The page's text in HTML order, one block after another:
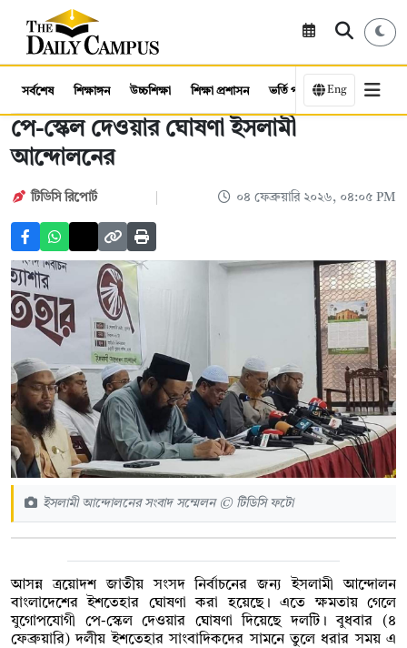
সর্বশেষ শিক্ষাঙ্গন উচ্চশিক্ষা শিক্ষা প্রশাসন ভর্তি পরীক্ষা কর্মসংস্থান
Eng
পে-স্কেল দেওয়ার ঘোষণা ইসলামী
আন্দোলনের
টিডিসি রিপোর্ট ০৪ ফেব্রুয়ারি ২০২৬, ০৪:০৫ PM
ইসলামী আন্দোলনের সংবাদ সম্মেলন © টিডিসি ফটো
আসন্ন ত্রয়োদশ জাতীয় সংসদ নির্বাচনের জন্য ইসলামী আন্দোলন
বাংলাদেশের ইশতেহার ঘোষণা করা হয়েছে। এতে ক্ষমতায় গেলে
যুগোপযোগী পে-স্কেল দেওয়ার ঘোষণা দিয়েছে দলটি। বুধবার (৪
ফেব্রুয়ারি) দলীয় ইশতেহার সাংবাদিকদের সামনে তুলে ধরার সময় এ